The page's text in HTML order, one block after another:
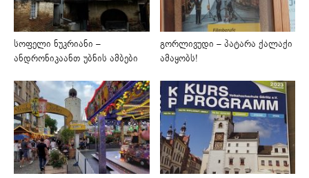
სოფელი ნუკრიანი –
ანდრონიკაანთ უბნის ამბები
გორლივუდი – პატარა ქალაქი
ამაყობს!